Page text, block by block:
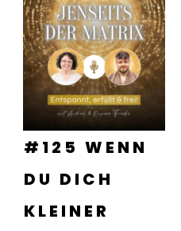
#125 WENN
DU DICH
KLEINER